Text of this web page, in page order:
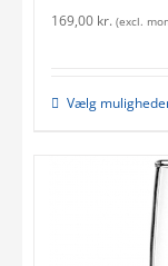
169,00 kr. (excl.
Vælg